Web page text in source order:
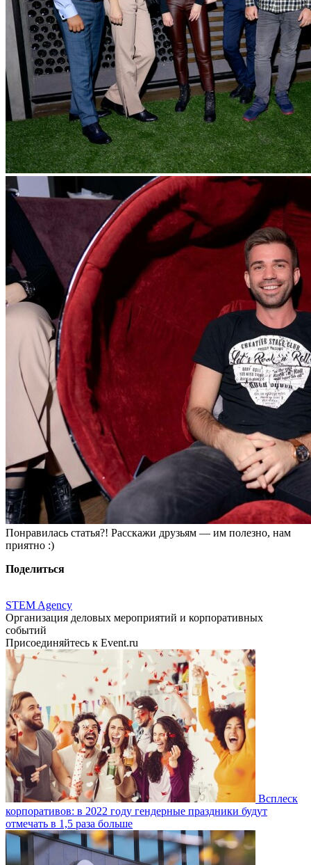
Понравилась статья?! Расскажи друзьям — им полезно, нам
приятно :)
Поделиться
STEM Agency
Организация деловых мероприятий и корпоративных
событий
Присоединяйтесь к Event.ru
Всплеск
корпоративов: в 2022 году гендерные праздники будут
отмечать в 1,5 раза больше